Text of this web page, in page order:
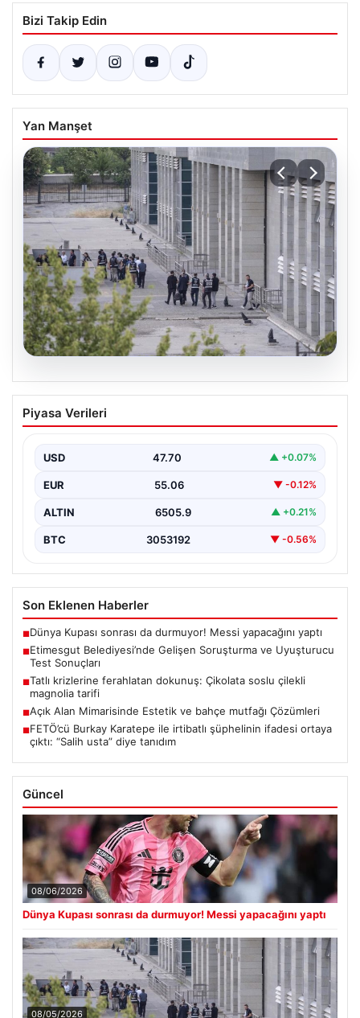
Bizi Takip Edin
Yan Manşet
Etimesgut Belediyesi’nde Gelişen
Soruşturma ve Uyuşturucu Test
Son günlerde yayılan haberler, Etimesgut
seriyor. Soruşturma kapsamında,…
Piyasa Verileri
USD 47.70 ▲ +0.07%
EUR 55.06 ▼ -0.12%
ALTIN 6505.9 ▲ +0.21%
BTC 3053192 ▼ -0.56%
Son Eklenen Haberler
■Dünya Kupası sonrası da durmuyor! Messi yapacağını yaptı
■Etimesgut Belediyesi’nde Gelişen Soruşturma ve Uyuşturucu
Test Sonuçları
■Tatlı krizlerine ferahlatan dokunuş: Çikolata soslu çilekli
magnolia tarifi
■Açık Alan Mimarisinde Estetik ve bahçe mutfağı Çözümleri
■FETÖ’cü Burkay Karatepe ile irtibatlı şüphelinin ifadesi ortaya
çıktı: “Salih usta” diye tanıdım
Güncel
08/06/2026
Dünya Kupası sonrası da durmuyor! Messi yapacağını yaptı
08/05/2026